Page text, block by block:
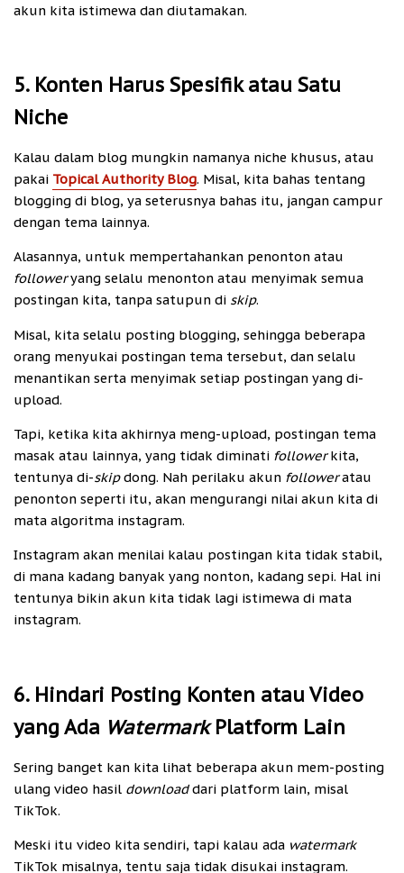
akun kita istimewa dan diutamakan.
5. Konten Harus Spesifik atau Satu
Niche
Kalau dalam blog mungkin namanya niche khusus, atau
pakai Topical Authority Blog. Misal, kita bahas tentang
blogging di blog, ya seterusnya bahas itu, jangan campur
dengan tema lainnya.
Alasannya, untuk mempertahankan penonton atau
followeryang selalu menonton atau menyimak semua
postingan kita, tanpa satupun di skip.
Misal, kita selalu posting blogging, sehingga beberapa
orang menyukai postingan tema tersebut, dan selalu
menantikan serta menyimak setiap postingan yang di-
upload.
Tapi, ketika kita akhirnya meng-upload, postingan tema
masak atau lainnya, yang tidak diminati followerkita,
tentunya di-skipdong. Nah perilaku akun followeratau
penonton seperti itu, akan mengurangi nilai akun kita di
mata algoritma instagram.
Instagram akan menilai kalau postingan kita tidak stabil,
di mana kadang banyak yang nonton, kadang sepi. Hal ini
tentunya bikin akun kita tidak lagi istimewa di mata
instagram.
6. Hindari Posting Konten atau Video
yang Ada WatermarkPlatform Lain
Sering banget kan kita lihat beberapa akun mem-posting
ulang video hasil downloaddari platform lain, misal
TikTok.
Meski itu video kita sendiri, tapi kalau ada watermark
TikTok misalnya, tentu saja tidak disukai instagram.